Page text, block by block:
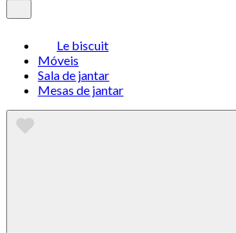
Le biscuit
Móveis
Sala de jantar
Mesas de jantar